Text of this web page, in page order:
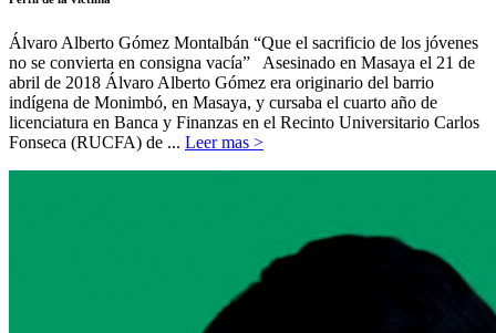
Álvaro Alberto Gómez Montalbán “Que el sacrificio de los jóvenes
no se convierta en consigna vacía” Asesinado en Masaya el 21 de
abril de 2018 Álvaro Alberto Gómez era originario del barrio
indígena de Monimbó, en Masaya, y cursaba el cuarto año de
licenciatura en Banca y Finanzas en el Recinto Universitario Carlos
Fonseca (RUCFA) de ... Leer mas >